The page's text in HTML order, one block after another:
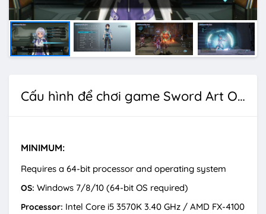
Cấu hình để chơi game Sword Art Online: Fatal Bullet Deluxe Edition
MINIMUM:
Requires a 64-bit processor and operating system
OS: Windows 7/8/10 (64-bit OS required)
Processor: Intel Core i5 3570K 3.40 GHz / AMD FX-4100